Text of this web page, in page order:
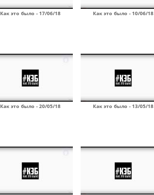
Как это было - 17/06/18 Как это было - 10/06/18
Как это было - 20/05/18 Как это было - 13/05/18